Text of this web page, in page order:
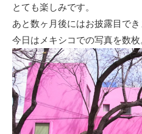
とても楽しみです。
あと数ヶ月後にはお披露目で
今日はメキシコでの写真を数枚